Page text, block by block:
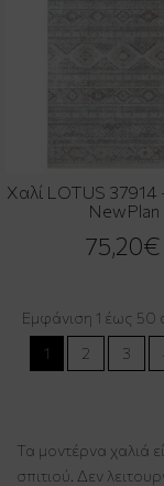
Χαλί LOTUS 37914
NewPlan
75,20€
Εμφάνιση 1 έως 50
1
2 3
Τα μοντέρνα χαλιά
σπιτιού. Δεν